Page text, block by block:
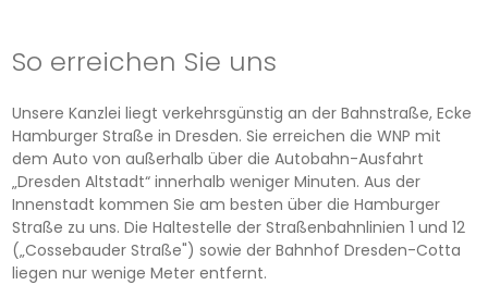
So erreichen Sie uns
Unsere Kanzlei liegt verkehrsgünstig an der Bahnstraße, Ecke
Hamburger Straße in Dresden. Sie erreichen die WNP mit
dem Auto von außerhalb über die Autobahn-Ausfahrt
„Dresden Altstadt“ innerhalb weniger Minuten. Aus der
Innenstadt kommen Sie am besten über die Hamburger
Straße zu uns. Die Haltestelle der Straßenbahnlinien 1 und 12
(„Cossebauder Straße") sowie der Bahnhof Dresden-Cotta
liegen nur wenige Meter entfernt.